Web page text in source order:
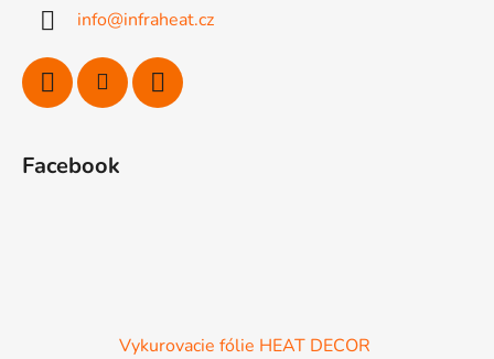
info@infraheat.cz
Facebook
Vykurovacie fólie HEAT DECOR